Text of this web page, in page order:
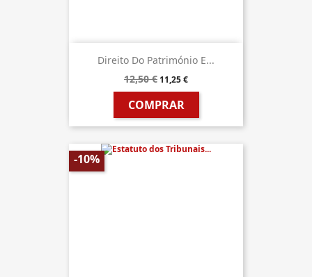
Direito Do Património E...
12,50 € 11,25 €
COMPRAR
-10%